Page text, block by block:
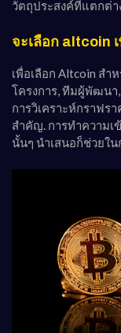
วัตถุประสงค์ที่แตกต่
จะเลือก altcoin
เพื่อเลือก Altcoin ส
โครงการ, ทีมผู้พัฒนา
การวิเคราะห์กราฟร
สำคัญ. การทำความ
นั้นๆ นำเสนอก็ช่วยใ